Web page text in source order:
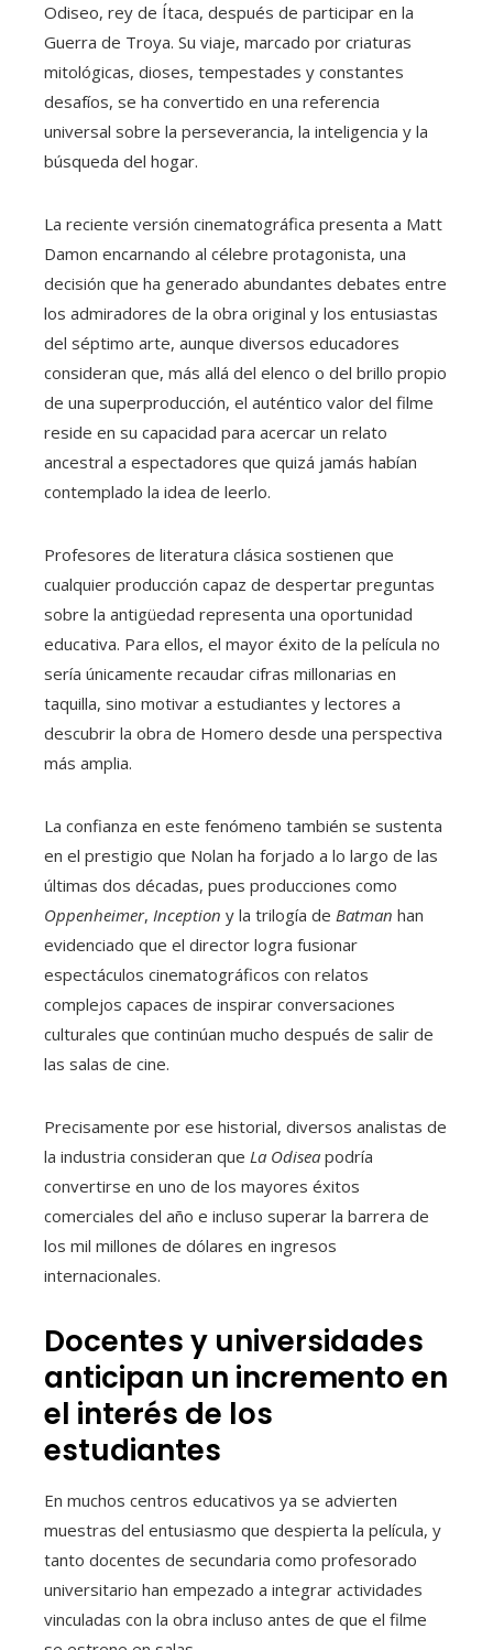
Odiseo, rey de Ítaca, después de participar en la
Guerra de Troya. Su viaje, marcado por criaturas
mitológicas, dioses, tempestades y constantes
desafíos, se ha convertido en una referencia
universal sobre la perseverancia, la inteligencia y la
búsqueda del hogar.
La reciente versión cinematográfica presenta a Matt
Damon encarnando al célebre protagonista, una
decisión que ha generado abundantes debates entre
los admiradores de la obra original y los entusiastas
del séptimo arte, aunque diversos educadores
consideran que, más allá del elenco o del brillo propio
de una superproducción, el auténtico valor del filme
reside en su capacidad para acercar un relato
ancestral a espectadores que quizá jamás habían
contemplado la idea de leerlo.
Profesores de literatura clásica sostienen que
cualquier producción capaz de despertar preguntas
sobre la antigüedad representa una oportunidad
educativa. Para ellos, el mayor éxito de la película no
sería únicamente recaudar cifras millonarias en
taquilla, sino motivar a estudiantes y lectores a
descubrir la obra de Homero desde una perspectiva
más amplia.
La confianza en este fenómeno también se sustenta
en el prestigio que Nolan ha forjado a lo largo de las
últimas dos décadas, pues producciones como
Oppenheimer, Inception y la trilogía de Batman han
evidenciado que el director logra fusionar
espectáculos cinematográficos con relatos
complejos capaces de inspirar conversaciones
culturales que continúan mucho después de salir de
las salas de cine.
Precisamente por ese historial, diversos analistas de
la industria consideran que La Odisea podría
convertirse en uno de los mayores éxitos
comerciales del año e incluso superar la barrera de
los mil millones de dólares en ingresos
internacionales.
Docentes y universidades
anticipan un incremento en
el interés de los
estudiantes
En muchos centros educativos ya se advierten
muestras del entusiasmo que despierta la película, y
tanto docentes de secundaria como profesorado
universitario han empezado a integrar actividades
vinculadas con la obra incluso antes de que el filme